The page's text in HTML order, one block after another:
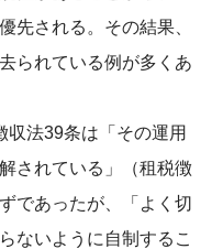
先される。その結果、
られている例が多くあ
法39条は「その運用
されている」（租税徴
であったが、「よく切
ないように自制するこ